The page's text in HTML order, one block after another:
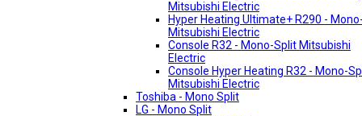
Mitsubishi Electric
Hyper Heating Ultimate+ R290 -
Mitsubishi Electric
Console R32 - Mono-Split Mitsubishi
Electric
Console Hyper Heating R32 - Mono-
Mitsubishi Electric
Toshiba - Mono Split
LG - Mono Split